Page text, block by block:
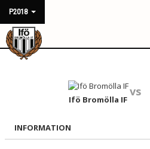
P2018
HEM
MATCHER
Ifö Bromölla IF
vs
INFORMATION